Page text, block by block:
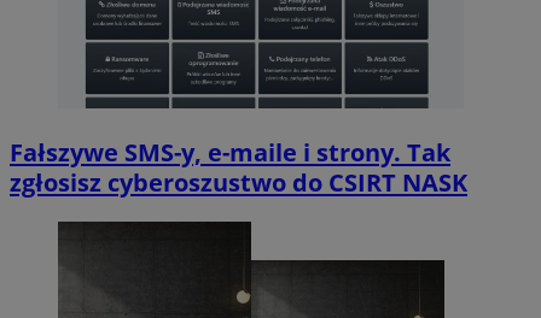
Fałszywe SMS-y, e-maile i strony. Tak
zgłosisz cyberoszustwo do CSIRT NASK